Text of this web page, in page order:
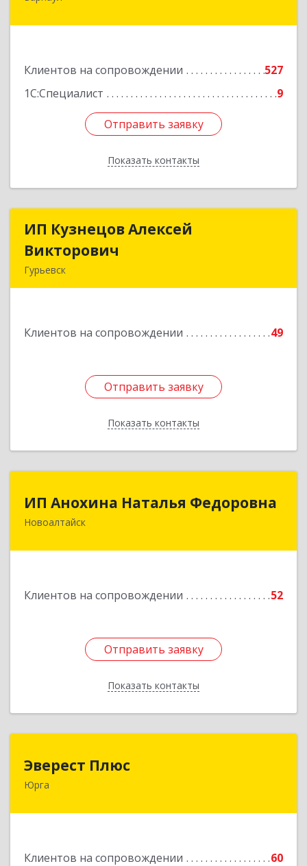
Клиентов на сопровождении
527
1С:Специалист
9
Отправить заявку
Показать контакты
Отправить заявку
Назад
ИП Кузнецов Алексей
Викторович
Гурьевск
Клиентов на сопровождении 49
Отправить заявку
Показать контакты
ИП Кузнецов Алексей
Подробнее
Отправить заявку
Назад
ИП Анохина Наталья Федоровна
Новоалтайск
Клиентов на сопровождении 52
Отправить заявку
Показать контакты
658041, Алтайский край, Новоалтайск г,
Отправить заявку
Назад
Эверест Плюс
Юрга
Клиентов на сопровождении
60
652055, Кемеровская обл, Юрга г, Московская